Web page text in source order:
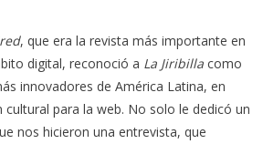
, que era la revista más importante en
digital, reconoció a La Jiribillacomo
innovadores de América Latina, en
para la web. No solo le dedicó un
nos hicieron una entrevista, que